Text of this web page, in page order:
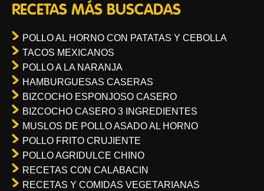
RECETAS MÁS BUSCADAS
POLLO AL HORNO CON PATATAS Y CEBOLLA
TACOS MEXICANOS
POLLO A LA NARANJA
HAMBURGUESAS CASERAS
BIZCOCHO ESPONJOSO CASERO
BIZCOCHO CASERO 3 INGREDIENTES
MUSLOS DE POLLO ASADO AL HORNO
POLLO FRITO CRUJIENTE
POLLO AGRIDULCE CHINO
RECETAS CON CALABACIN
RECETAS Y COMIDAS VEGETARIANAS